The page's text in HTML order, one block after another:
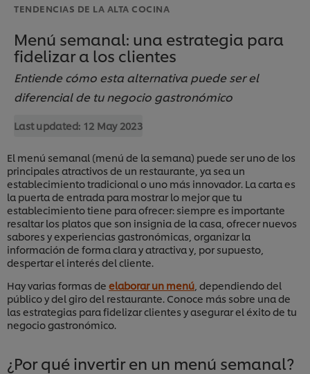
TENDENCIAS DE LA ALTA COCINA
Menú semanal: una estrategia para
fidelizar a los clientes
Entiende cómo esta alternativa puede ser el
diferencial de tu negocio gastronómico
Last updated: 12 May 2023
El menú semanal (menú de la semana) puede ser uno de los
principales atractivos de un restaurante, ya sea un
establecimiento tradicional o uno más innovador. La carta es
la puerta de entrada para mostrar lo mejor que tu
establecimiento tiene para ofrecer: siempre es importante
resaltar los platos que son insignia de la casa, ofrecer nuevos
sabores y experiencias gastronómicas, organizar la
información de forma clara y atractiva y, por supuesto,
despertar el interés del cliente.
Hay varias formas de elaborar un menú , dependiendo del
público y del giro del restaurante. Conoce más sobre una de
las estrategias para fidelizar clientes y asegurar el éxito de tu
negocio gastronómico.
¿Por qué invertir en un menú semanal?